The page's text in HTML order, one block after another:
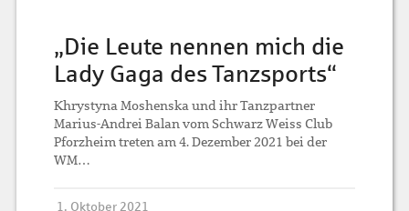
„Die Leute nennen mich die
Lady Gaga des Tanzsports“
Khrystyna Moshenska und ihr Tanzpartner
Marius-Andrei Balan vom Schwarz Weiss Club
Pforzheim treten am 4. Dezember 2021 bei der
WM…
1. Oktober 2021